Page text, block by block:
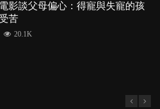
影談父母偏心：得寵與失寵的孩
苦
20.1K